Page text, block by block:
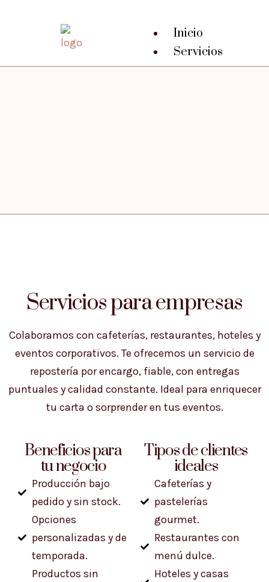
Inicio
Servicios
Servicios para empresas
Colaboramos con cafeterías, restaurantes, hoteles y
eventos corporativos. Te ofrecemos un servicio de
repostería por encargo, fiable, con entregas
puntuales y calidad constante. Ideal para enriquecer
tu carta o sorprender en tus eventos.
Beneficios para
tu negocio
Producción bajo
pedido y sin stock.
Opciones
personalizadas y de
temporada.
Productos sin
Tipos de clientes
ideales
Cafeterías y
pastelerías
gourmet.
Restaurantes con
menú dulce.
Hoteles y casas